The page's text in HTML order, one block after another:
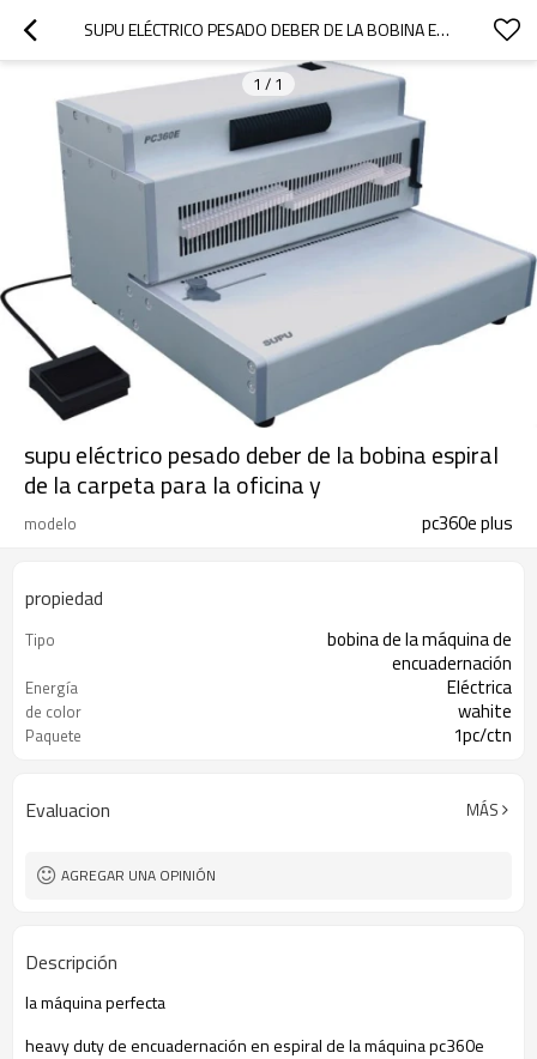
SUPU ELÉCTRICO PESADO DEBER DE LA BOBINA ESPIRAL DE LA CARPETA PARA LA OFICINA Y
1 / 1
supu eléctrico pesado deber de la bobina espiral
de la carpeta para la oficina y
modelo pc360e plus
propiedad
Tipo
bobina de la máquina de
encuadernación
Energía Eléctrica
de color wahite
Paquete 1pc/ctn
Evaluacion MÁS
AGREGAR UNA OPINIÓN
Descripción
la máquina perfecta
heavy duty de encuadernación en espiral de la máquina pc360e